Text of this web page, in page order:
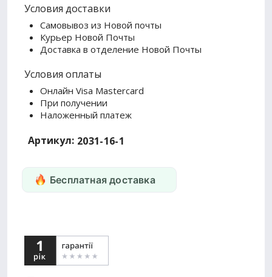
Условия доставки
Самовывоз из Новой почты
Курьер Новой Почты
Доставка в отделение Новой Почты
Условия оплаты
Онлайн Visa Mastercard
При получении
Наложенный платеж
Артикул: 2031-16-1
Бесплатная доставка